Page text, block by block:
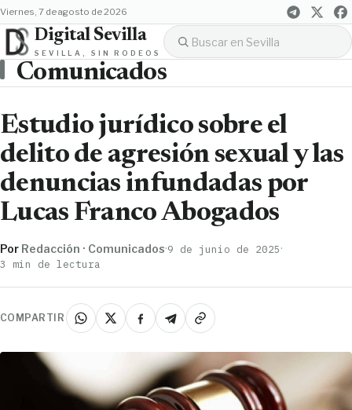
viernes, 7 de agosto de 2026
Digital Sevilla
SEVILLA, SIN RODEOS
Comunicados
Estudio jurídico sobre el
delito de agresión sexual y las
denuncias infundadas por
Lucas Franco Abogados
Por Redacción · Comunicados·9 de junio de 2025·
3 min de lectura
COMPARTIR